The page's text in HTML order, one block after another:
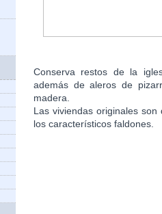
Conserva restos de la
además de aleros de
madera.
Las viviendas originales
los característicos faldones.